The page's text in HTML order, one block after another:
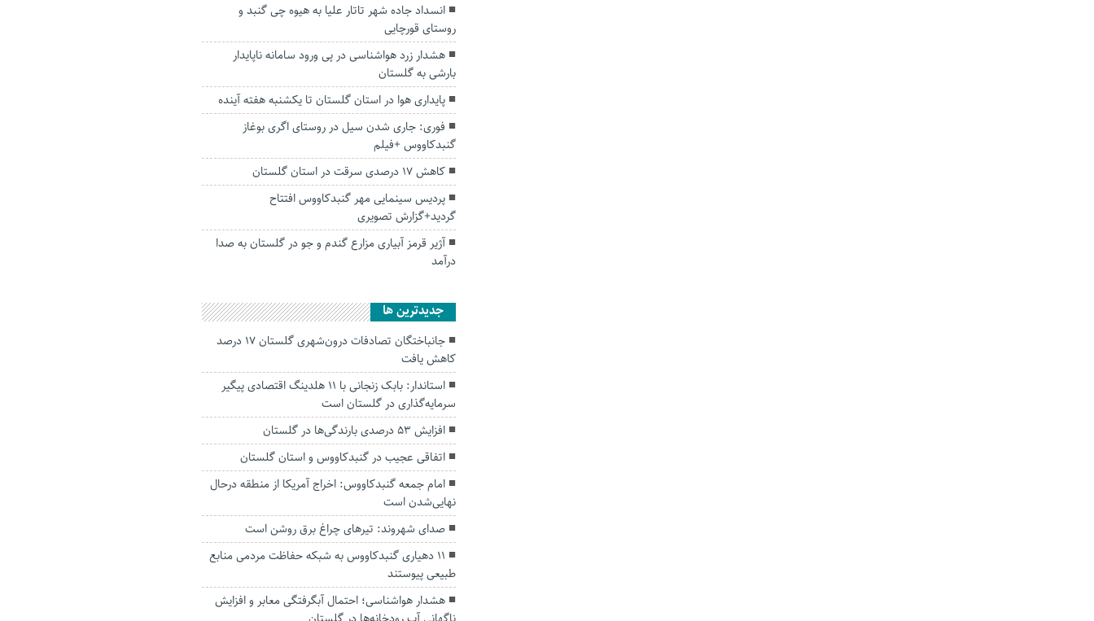
انسداد جاده شهر تاتار علیا به هیوه چی گنبد و
روستای قورچایی
هشدار زرد هواشناسی در پی ورود سامانه ناپایدار
بارشی به گلستان
پایداری هوا در استان گلستان تا یکشنبه هفته آینده
فوری: جاری شدن سیل در روستای اگری بوغاز
گنبدکاووس +فیلم
کاهش ۱۷ درصدی سرقت در استان گلستان
پردیس سینمایی مهر گنبدکاووس افتتاح
گردید+گزارش تصویری
آژیر قرمز آبیاری مزارع گندم و جو در گلستان به صدا
درآمد
جديدترين ها
جانباختگان تصادفات درون‌شهری گلستان ۱۷ درصد
کاهش یافت
استاندار: بابک زنجانی با ۱۱ هلدینگ اقتصادی پیگیر
سرمایه‌گذاری در گلستان است
افزایش ۵۳ درصدی بارندگی‌ها در گلستان
اتفاقی عجیب در‌ گنبدکاووس و استان گلستان
امام جمعه گنبدکاووس: اخراج آمریکا از منطقه درحال
نهایی‌شدن است
صدای شهروند: تیرهای چراغ برق روشن است
۱۱ دهیاری گنبدکاووس به شبکه حفاظت مردمی منابع
طبیعی پیوستند
هشدار هواشناسی؛ احتمال آبگرفتگی معابر و افزایش